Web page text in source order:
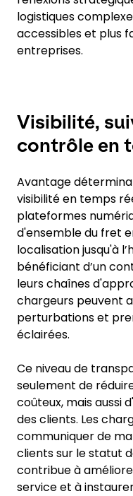
logistiques
accessibles et plus
entreprises.
Visibilité,
contrôle en
Avantage
visibilité en temps
plateformes
d'ensemble du fret
localisation jusqu'à
bénéficiant d’un
leurs chaînes
chargeurs peuvent
perturbations et
éclairées.
Ce niveau de
seulement de
coûteux, mais aussi
des clients. Les
communiquer de
clients sur le statut
contribue à
service et à